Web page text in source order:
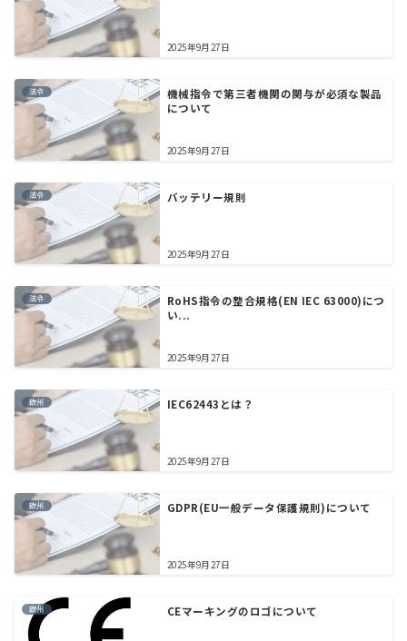
2025年9月27日
法令
機械指令で第三者機関の関与が必須な製品
について
2025年9月27日
法令 バッテリー規則
2025年9月27日
法令
RoHS指令の整合規格(EN IEC 63000)につ
い...
2025年9月27日
欧州 IEC62443とは？
2025年9月27日
欧州 GDPR(EU一般データ保護規則)について
2025年9月27日
欧州 CEマーキングのロゴについて